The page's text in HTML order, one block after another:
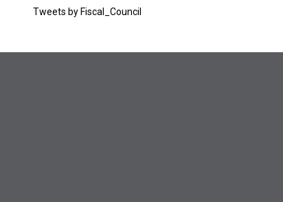
Tweets by Fiscal_Council